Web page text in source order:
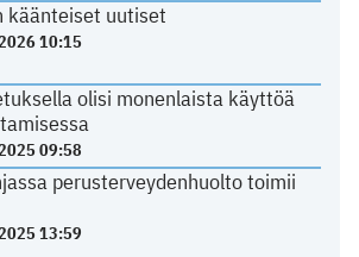
käänteiset uutiset
10:15
olisi monenlaista käyttöä
09:58
perusterveydenhuolto toimii
13:59